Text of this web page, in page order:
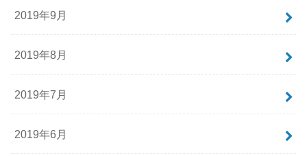
2019年9月
2019年8月
2019年7月
2019年6月